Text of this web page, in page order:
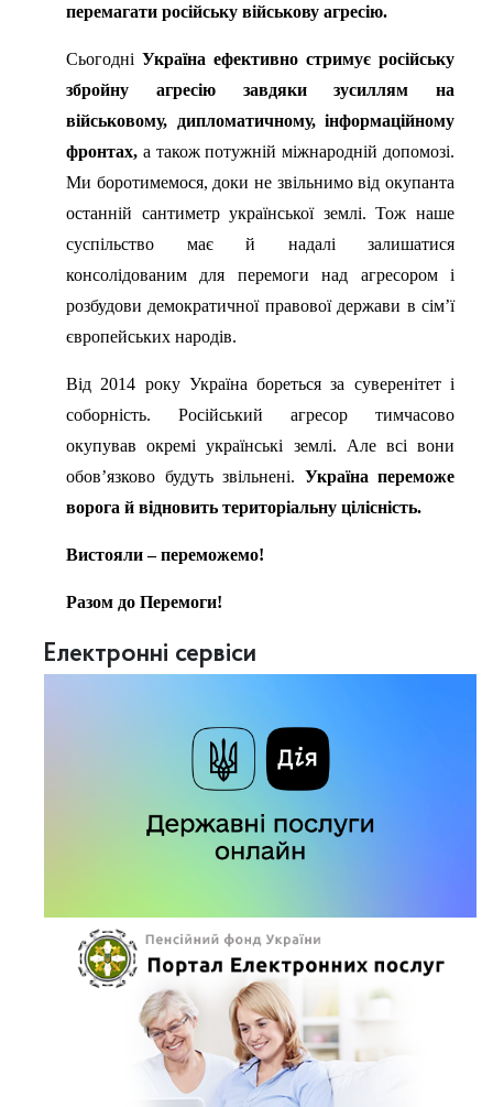
перемагати російську військову агресію.
Сьогодні Україна ефективно стримує російську
збройну агресію завдяки зусиллям на
військовому, дипломатичному, інформаційному
фронтах, а також потужній міжнародній допомозі.
Ми боротимемося, доки не звільнимо від окупанта
останній сантиметр української землі. Тож наше
суспільство має й надалі залишатися
консолідованим для перемоги над агресором і
розбудови демократичної правової держави в сім’ї
європейських народів.
Від 2014 року Україна бореться за суверенітет і
соборність. Російський агресор тимчасово
окупував окремі українські землі. Але всі вони
обов’язково будуть звільнені. Україна переможе
ворога й відновить територіальну цілісність.
Вистояли – переможемо!
Разом до Перемоги!
Електронні сервіси